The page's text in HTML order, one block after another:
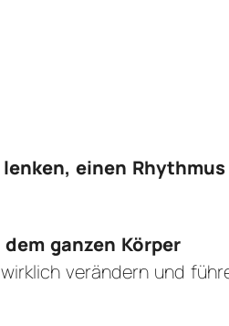
einen Rhythmus
ganzen Körper
verändern und